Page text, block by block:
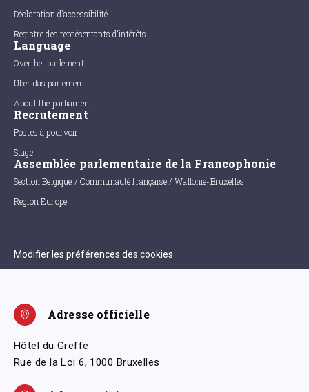
Déclaration d'accessibilité
Registre des représentants d'intérêts
Language
Over het parlement
Uber das parlement
About the parliament
Recrutement
Postes à pourvoir
Stage
Assemblée parlementaire de la Francophonie
Section Belgique / Communauté française / Wallonie-Bruxelles
Région Europe
Modifier les préférences des cookies
Adresse officielle
Hôtel du Greffe
Rue de la Loi 6, 1000 Bruxelles